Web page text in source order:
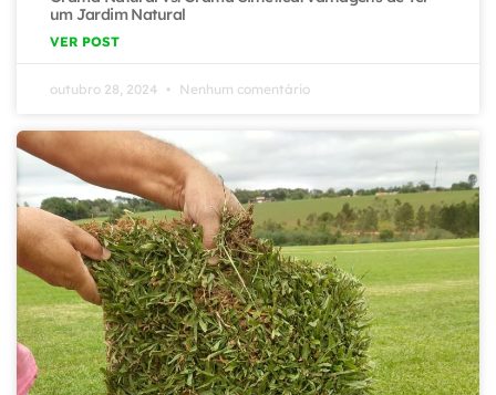
um Jardim Natural
VER POST
outubro 28, 2024 Nenhum comentário